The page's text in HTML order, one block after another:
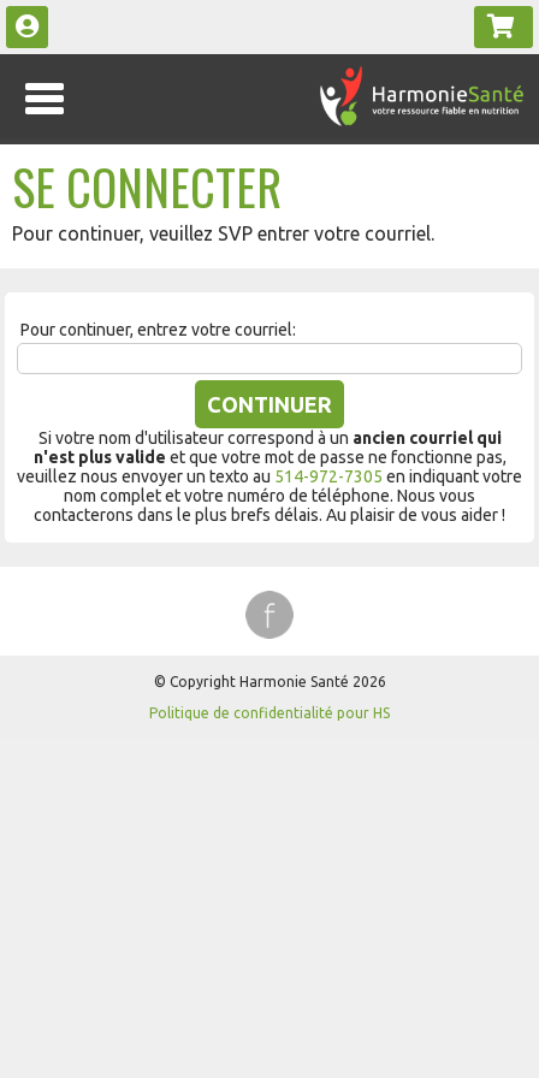
SE CONNECTER
Pour continuer, veuillez SVP entrer votre courriel.
Pour continuer, entrez votre courriel:
CONTINUER
Si votre nom d'utilisateur correspond à un ancien courriel qui
n'est plus valide et que votre mot de passe ne fonctionne pas,
veuillez nous envoyer un texto au 514-972-7305 en indiquant votre
nom complet et votre numéro de téléphone. Nous vous
contacterons dans le plus brefs délais. Au plaisir de vous aider !
© Copyright Harmonie Santé 2026
Politique de confidentialité pour HS